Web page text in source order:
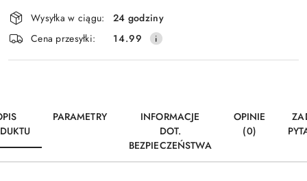
Wyślij
Dostępność
i
dostawa
Wysyłka w ciągu:
24 godziny
Cena przesyłki:
14.99
PARAMETRY
INFORMACJE
DOT.
BEZPIECZEŃSTWA
OPINIE
(0)